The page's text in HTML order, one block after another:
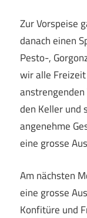
Zur Vorspeise
danach einen
Pesto-,
wir alle
den Keller und
angenehme
eine grosse
Am nächsten
eine grosse
Konfitüre und